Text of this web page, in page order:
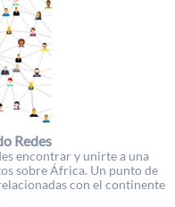
Redes
encontrar y unirte a una
sobre África. Un punto de
con el continente